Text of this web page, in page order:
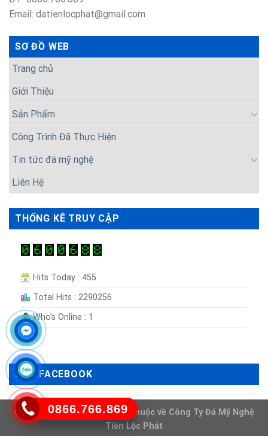
0866.766.869
Email: datienlocphat@gmail.com
SƠ ĐỒ WEB
Trang chủ
Giới Thiệu
Sản Phẩm
Công Trình Đã Thực Hiện
Tin tức đá mỹ nghệ
Liên Hệ
THỐNG KÊ TRUY CẬP
Hits Today : 455
Total Hits : 2290256
Who's Online : 1
LIKE FACEBOOK
Copyright 2026 ©Bản quyền thuộc về Công Ty Đá Mỹ Nghệ
Tiền Lộc Phát